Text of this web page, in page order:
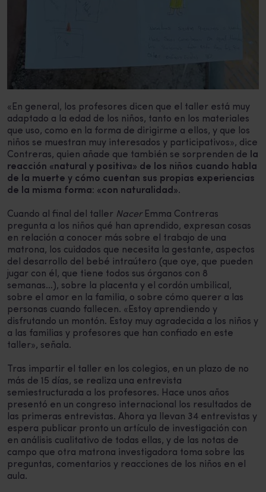
«En general, los profesores dicen que el taller está muy
adaptado a la edad de los niños, tanto en los materiales
que uso, como en la forma de dirigirme a ellos, y que los
niños se muestran muy interesados y participativos», dice
Contreras, quien añade que también se sorprenden de
la
reacción «natural y positiva» de los niños cuando habla
de la muerte y cómo cuentan sus propias experiencias
de la misma forma: «con naturalidad».
Cuando al final del taller NacerEmma Contreras
pregunta a los niños qué han aprendido, expresan cosas
en relación a conocer más sobre el trabajo de una
matrona, los cuidados que necesita la gestante, aspectos
del desarrollo del bebé intraútero (que oye, que pueden
jugar con él, que tiene todos sus órganos con 8
semanas…), sobre la placenta y el cordón umbilical,
sobre el amor en la familia, o sobre cómo querer a las
personas cuando fallecen. «Estoy aprendiendo y
disfrutando un montón. Estoy muy agradecida a los niños y
a las familias y profesores que han confiado en este
taller», señala.
Tras impartir el taller en los colegios, en un plazo de no
más de 15 días, se realiza una entrevista
semiestructurada a los profesores. Hace unos años
presentó en un congreso internacional los resultados de
las primeras entrevistas. Ahora ya llevan 34 entrevistas y
espera publicar pronto un artículo de investigación con
en análisis cualitativo de todas ellas, y de las notas de
campo que otra matrona investigadora toma sobre las
preguntas, comentarios y reacciones de los niños en el
aula.